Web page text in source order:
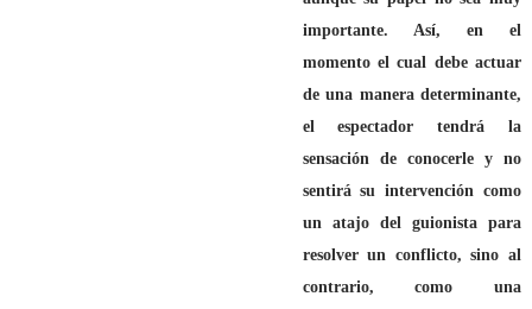
importante. Así, en el
momento el cual debe actuar
de una manera determinante,
el espectador tendrá la
sensación de conocerle y no
sentirá su intervención como
un atajo del guionista para
resolver un conflicto, sino al
contrario, como una